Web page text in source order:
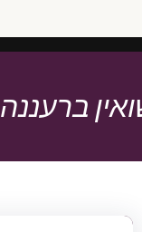
ברעננה